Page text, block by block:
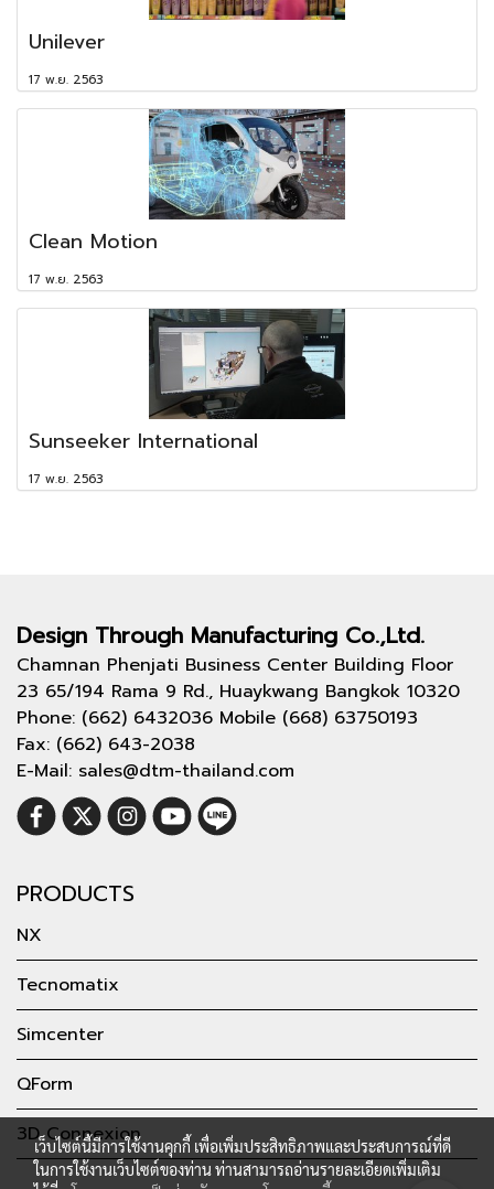
Unilever
17 พ.ย. 2563
Clean Motion
17 พ.ย. 2563
Sunseeker International
17 พ.ย. 2563
Design Through Manufacturing Co.,Ltd.
Chamnan Phenjati Business Center Building Floor
23 65/194 Rama 9 Rd., Huaykwang Bangkok 10320
Phone: (662) 6432036 Mobile (668) 63750193
Fax: (662) 643-2038
E-Mail: sales@dtm-thailand.com
PRODUCTS
NX
Tecnomatix
Simcenter
QForm
3D Connexion
เว็บไซต์นี้มีการใช้งานคุกกี้ เพื่อเพิ่มประสิทธิภาพและประสบการณ์ที่ดี
ในการใช้งานเว็บไซต์ของท่าน ท่านสามารถอ่านรายละเอียดเพิ่มเติม